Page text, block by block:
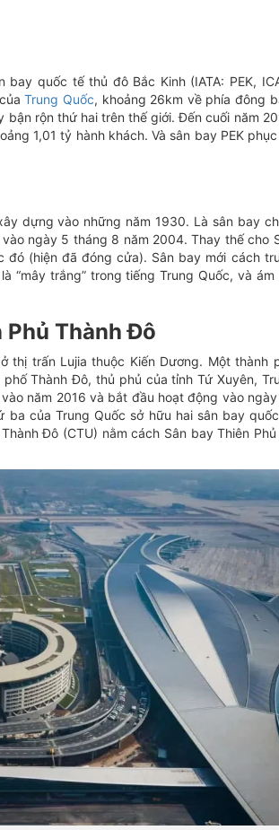
quốc tế thủ đô Bắc Kinh (IATA: PEK,
Trung Quốc, khoảng 26km về phía đông
bận rộn thứ hai trên thế giới. Đến cuối năm
1,01 tỷ hành khách. Và sân bay PEK
dựng vào những năm 1930. Là sân bay
ngày 5 tháng 8 năm 2004. Thay thế cho
đó (hiện đã đóng cửa). Sân bay mới cách
“mây trắng” trong tiếng Trung Quốc, và ám
Thành Đô
thị trấn Lujia thuộc Kiến Dương. Một thành
Thành Đô, thủ phủ của tỉnh Tứ Xuyên,
năm 2016 và bắt đầu hoạt động vào
của Trung Quốc sở hữu hai sân bay
Đô (CTU) nằm cách Sân bay Thiên